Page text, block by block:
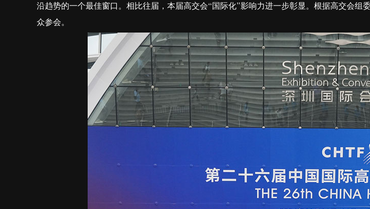
沿趋势的一个最佳窗口。相比往届，本届高交会“国际化”影响力进一步彰显。根据高交会
众参会。